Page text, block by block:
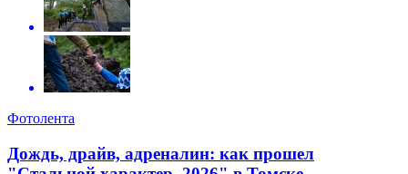
Фотолента
Дождь, драйв, адреналин: как прошел